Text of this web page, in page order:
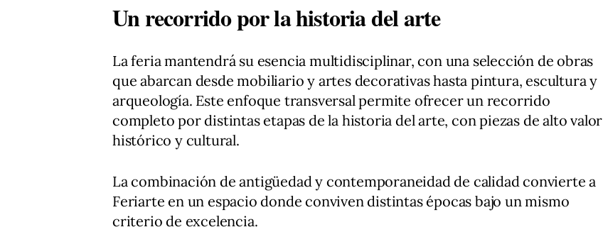
Un recorrido por la historia del arte
La feria mantendrá su esencia multidisciplinar, con una selección de obras
que abarcan desde mobiliario y artes decorativas hasta pintura, escultura y
arqueología. Este enfoque transversal permite ofrecer un recorrido
completo por distintas etapas de la historia del arte, con piezas de alto valor
histórico y cultural.
La combinación de antigüedad y contemporaneidad de calidad convierte a
Feriarte en un espacio donde conviven distintas épocas bajo un mismo
criterio de excelencia.